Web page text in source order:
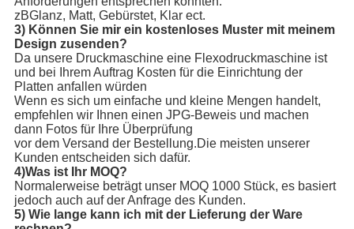
zBGlanz, Matt, Gebürstet, Klar ect.
3) Können Sie mir ein kostenloses Muster mit meinem
Design zusenden?
Da unsere Druckmaschine eine Flexodruckmaschine ist
und bei Ihrem Auftrag Kosten für die Einrichtung der
Platten anfallen würden
Wenn es sich um einfache und kleine Mengen handelt,
empfehlen wir Ihnen einen JPG-Beweis und machen
dann Fotos für Ihre Überprüfung
vor dem Versand der Bestellung.Die meisten unserer
Kunden entscheiden sich dafür.
4)Was ist Ihr MOQ?
Normalerweise beträgt unser MOQ 1000 Stück, es basiert
jedoch auch auf der Anfrage des Kunden.
5) Wie lange kann ich mit der Lieferung der Ware